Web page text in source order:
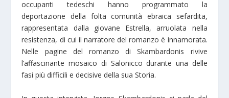
occupanti tedeschi hanno programmato la
deportazione della folta comunità ebraica sefardita,
rappresentata dalla giovane Estrella, arruolata nella
resistenza, di cui il narratore del romanzo è innamorata.
Nelle pagine del romanzo di Skambardonis rivive
l’affascinante mosaico di Salonicco durante una delle
fasi più difficili e decisive della sua Storia.